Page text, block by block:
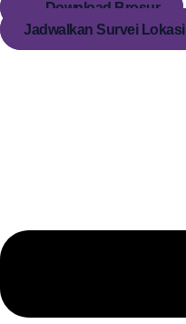
Download Brosur
Jadwalkan Survei Lokasi